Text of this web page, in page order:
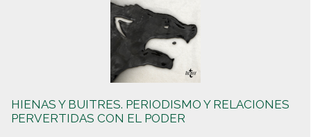
HIENAS Y BUITRES. PERIODISMO Y RELACIONES
PERVERTIDAS CON EL PODER